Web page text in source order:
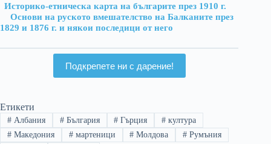
Историко-етническа карта на българите през 1910 г.
Основи на руското вмешателство на Балканите през
1829 и 1876 г. и някои последици от него
Подкрепете ни с дарение!
Етикети
#Албания #България # Гърция # култура
#Македония #мартеници # Молдова # Румъния